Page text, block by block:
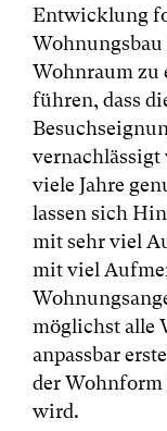
Entwicklung
Wohnraum zu
führen, dass
viele Jahre
lassen sich
mit sehr viel
mit viel
möglichst alle
anpassbar
der
wird.